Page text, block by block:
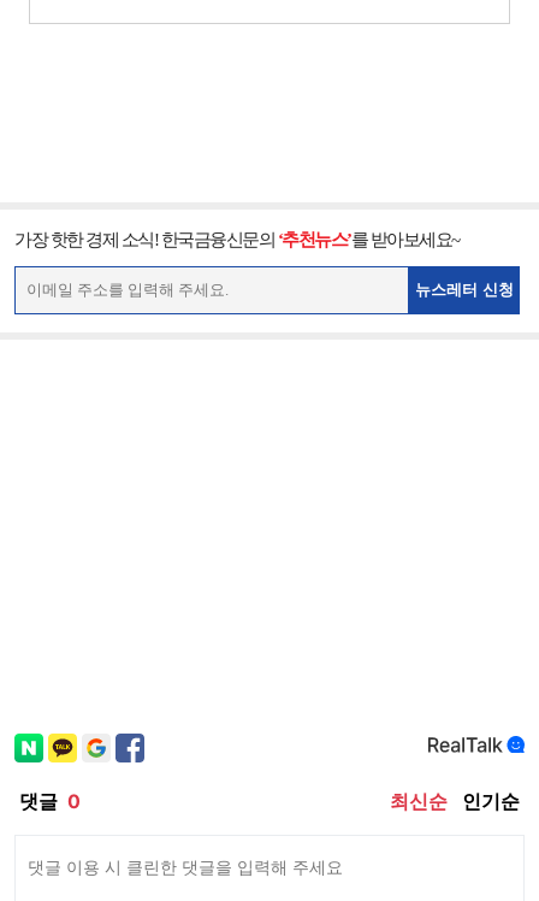
가장 핫한 경제 소식! 한국금융신문의 ‘추천뉴스’를 받아보세요~
뉴스레터 신청